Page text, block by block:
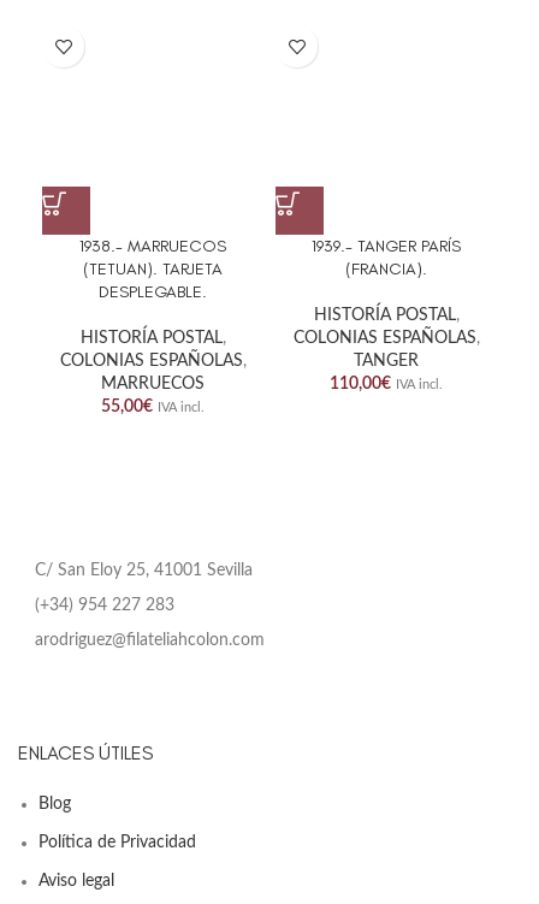
1938.- MARRUECOS
(TETUAN). TARJETA
DESPLEGABLE.
HISTORÍA POSTAL,
COLONIAS ESPAÑOLAS,
MARRUECOS
55,00€ IVA incl.
1939.- TANGER PARÍS
(FRANCIA).
HISTORÍA POSTAL,
COLONIAS ESPAÑOLAS,
TANGER
110,00€ IVA incl.
C/ San Eloy 25, 41001 Sevilla
(+34) 954 227 283
arodriguez@filateliahcolon.com
ENLACES ÚTILES
Blog
Política de Privacidad
Aviso legal